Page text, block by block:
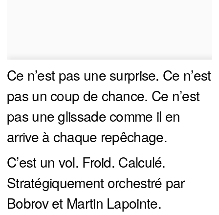
Ce n’est pas une surprise. Ce n’est
pas un coup de chance. Ce n’est
pas une glissade comme il en
arrive à chaque repêchage.
C’est un vol. Froid. Calculé.
Stratégiquement orchestré par
Bobrov et Martin Lapointe.